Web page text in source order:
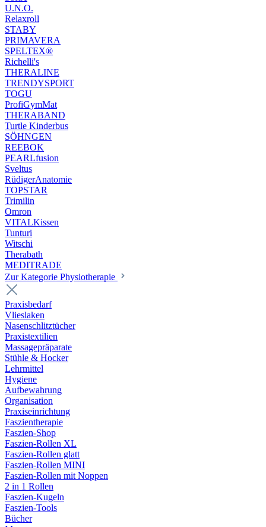
U.N.O.
Relaxroll
STABY
PRIMAVERA
SPELTEX®
Richelli's
THERALINE
TRENDYSPORT
TOGU
ProfiGymMat
THERABAND
Turtle Kinderbus
SÖHNGEN
REEBOK
PEARLfusion
Sveltus
RüdigerAnatomie
TOPSTAR
Trimilin
Omron
VITALKissen
Tunturi
Witschi
Therabath
MEDITRADE
Zur Kategorie Physiotherapie
Praxisbedarf
Vlieslaken
Nasenschlitztücher
Praxistextilien
Massagepräparate
Stühle & Hocker
Lehrmittel
Hygiene
Aufbewahrung
Organisation
Praxiseinrichtung
Faszientherapie
Faszien-Shop
Faszien-Rollen XL
Faszien-Rollen glatt
Faszien-Rollen MINI
Faszien-Rollen mit Noppen
2 in 1 Rollen
Faszien-Kugeln
Faszien-Tools
Bücher